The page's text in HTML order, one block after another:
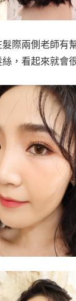
際兩側老師有
，看起來就會